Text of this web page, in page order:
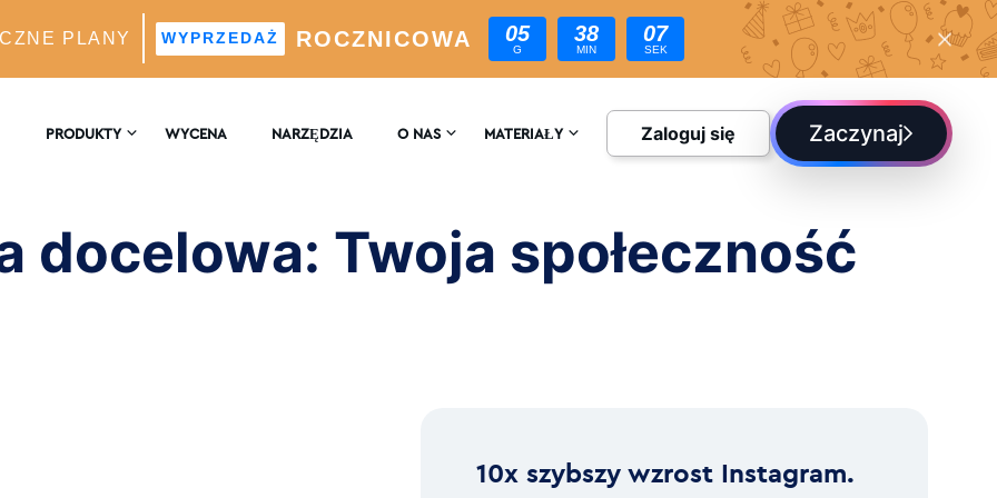
PLANY ROCZNICOWA
WYPRZEDAŻ 05
G
38
MIN
05
SEK
PRODUKTY
Silnik Wzrostu Oparty Na Sztucznej Inteligencji
WYCENA NARZĘDZIA O NAS
Z NAMI
RECENZJE
MATERIAŁY
BLOG
Zaloguj się Zaczynaj
docelowa: Twoja społeczność
10x szybszy wzrost Instagram.